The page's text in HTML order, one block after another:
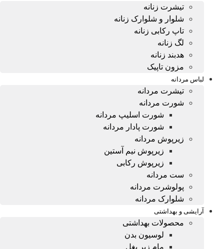
تیشرت زنانه
شلوار و شلوارک زنانه
تاپ رکابی زنانه
لگ زنانه
هدبند زنانه
مزون تاپیک
لباس مردانه
تیشرت مردانه
شورت مردانه
شورت اسلیپ مردانه
شورت پادار مردانه
زیرپوش مردانه
زیرپوش نیم آستین
زیرپوش رکابی
ست مردانه
پولوشرت مردانه
شلوارک مردانه
آرایشی و بهداشتی
محصولات بهداشتی
لوسیون بدن
مام زیر بغل